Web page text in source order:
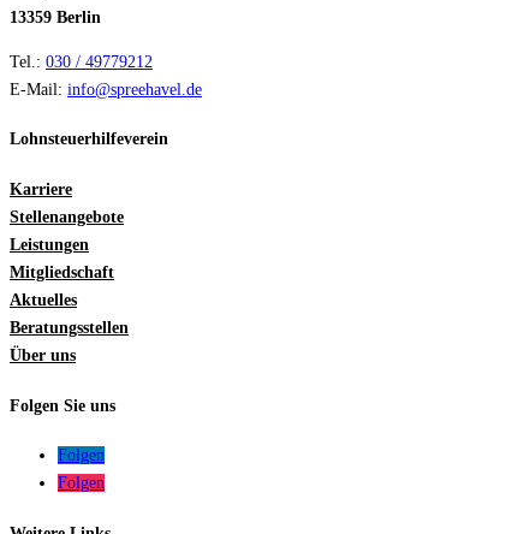
13359 Berlin
Tel.: 030 / 49779212
E-Mail: info@spreehavel.de
Lohnsteuerhilfeverein
Karriere
Stellenangebote
Leistungen
Mitgliedschaft
Aktuelles
Beratungsstellen
Über uns
Folgen Sie uns
Folgen
Folgen